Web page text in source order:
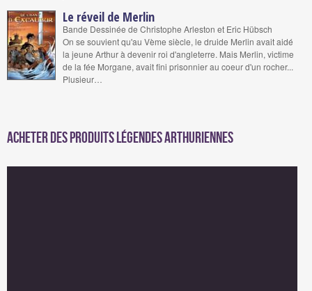
Le réveil de Merlin
Bande Dessinée de Christophe Arleston et Eric Hübsch
On se souvient qu'au Vème siècle, le druide Merlin avait aidé
la jeune Arthur à devenir roi d'angleterre. Mais Merlin, victime
de la fée Morgane, avait fini prisonnier au coeur d'un rocher...
Plusieur…
Acheter des produits Légendes arthuriennes